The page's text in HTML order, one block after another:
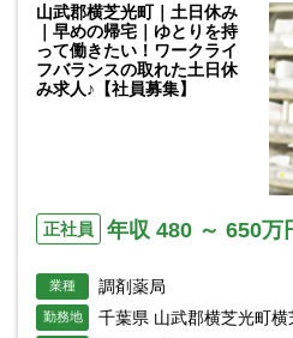
山武郡横芝光町｜土日休み
｜早めの帰宅｜ゆとりを持
って働きたい！ワークライ
フバランスの取れた土日休
み求人♪【社員募集】
正社員 年収 480 ～ 650万
業種 調剤薬局
勤務地 千葉県 山武郡横芝光町